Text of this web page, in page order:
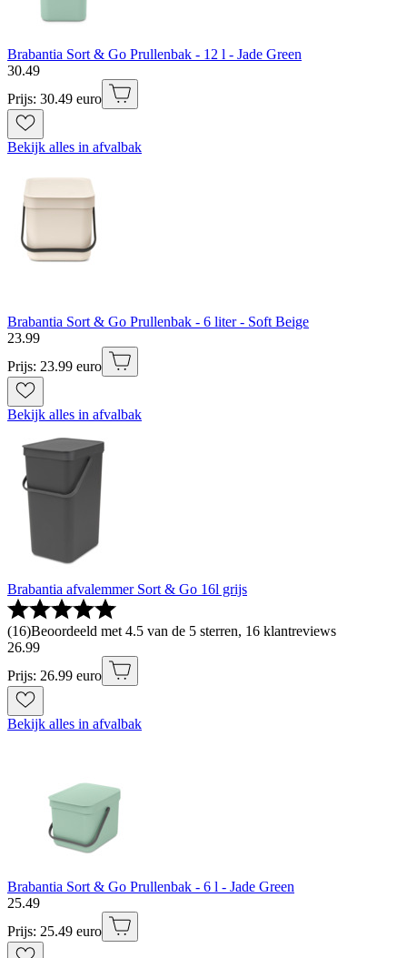
Brabantia Sort & Go Prullenbak - 12 l - Jade Green
30.49
Prijs: 30.49 euro
Bekijk alles in afvalbak
Brabantia Sort & Go Prullenbak - 6 liter - Soft Beige
23.99
Prijs: 23.99 euro
Bekijk alles in afvalbak
Brabantia afvalemmer Sort & Go 16l grijs
(16)Beoordeeld met 4.5 van de 5 sterren, 16 klantreviews
26.99
Prijs: 26.99 euro
Bekijk alles in afvalbak
Brabantia Sort & Go Prullenbak - 6 l - Jade Green
25.49
Prijs: 25.49 euro